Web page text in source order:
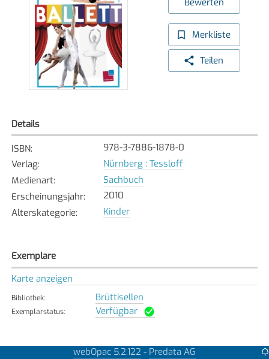
Bewerten
Merkliste
Teilen
Details
ISBN:
978-3-7886-1878-0
Verlag:
Nürnberg : Tessloff
Medienart:
Sachbuch
Erscheinungsjahr:
2010
Alterskategorie: Kinder
Exemplare
Karte anzeigen
Bibliothek: Brüttisellen
Exemplarstatus: Verfügbar
webOpac 5.2.122 - Predata AG